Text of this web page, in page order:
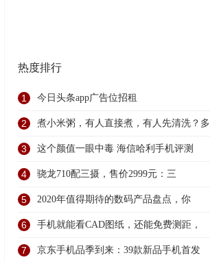
热度排行
1 今日头条app广告位招租
2 煮小米粥，有人直接煮，有人先清洗？多
3 这个颜值一眼中毒 海信哈利手机评测
4 骁龙710配三摄，售价2999元：三
5 2020年值得期待的数码产品盘点，你
6 手机就能看CAD图纸，还能免费测距，
7 京东手机品季到来：39款新品手机首发